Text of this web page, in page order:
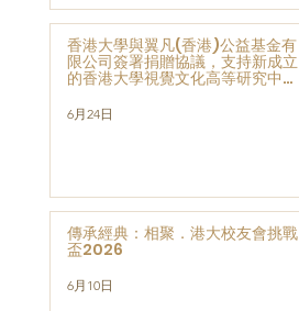
香港大學與翼凡(香港)公益基金有
限公司簽署捐贈協議，支持新成立
的香港大學視覺文化高等研究中心
6月24日
傳承經典：相聚．港大校友會挑戰
盃2026
6月10日